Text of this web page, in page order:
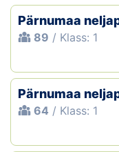
Pärnumaa
89 / Klass: 1
Pärnumaa
64 / Klass: 1